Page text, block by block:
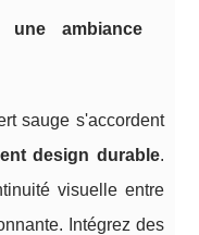
ambiance
sauge s'accordent
design durable.
visuelle entre
Intégrez des